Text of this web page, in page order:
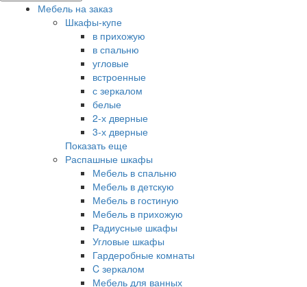
Мебель на заказ
Шкафы-купе
в прихожую
в спальню
угловые
встроенные
с зеркалом
белые
2-х дверные
3-х дверные
Показать еще
Распашные шкафы
Мебель в спальню
Мебель в детскую
Мебель в гостиную
Мебель в прихожую
Радиусные шкафы
Угловые шкафы
Гардеробные комнаты
C зеркалом
Мебель для ванных